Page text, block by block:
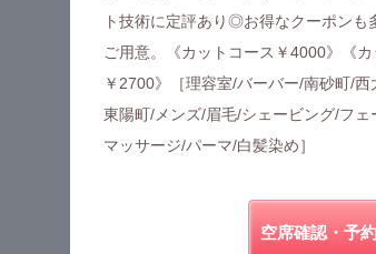
ト技術に定評あり◎お得なクーポンも
ご用意。《カットコース￥4000》《
￥2700》［理容室/バーバー/南砂町/西
東陽町/メンズ/眉毛/シェービング/フェ
マッサージ/パーマ/白髪染め］
空席確認・予